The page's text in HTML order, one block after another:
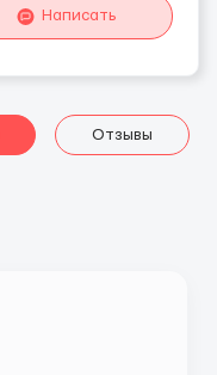
Написать
Отзывы